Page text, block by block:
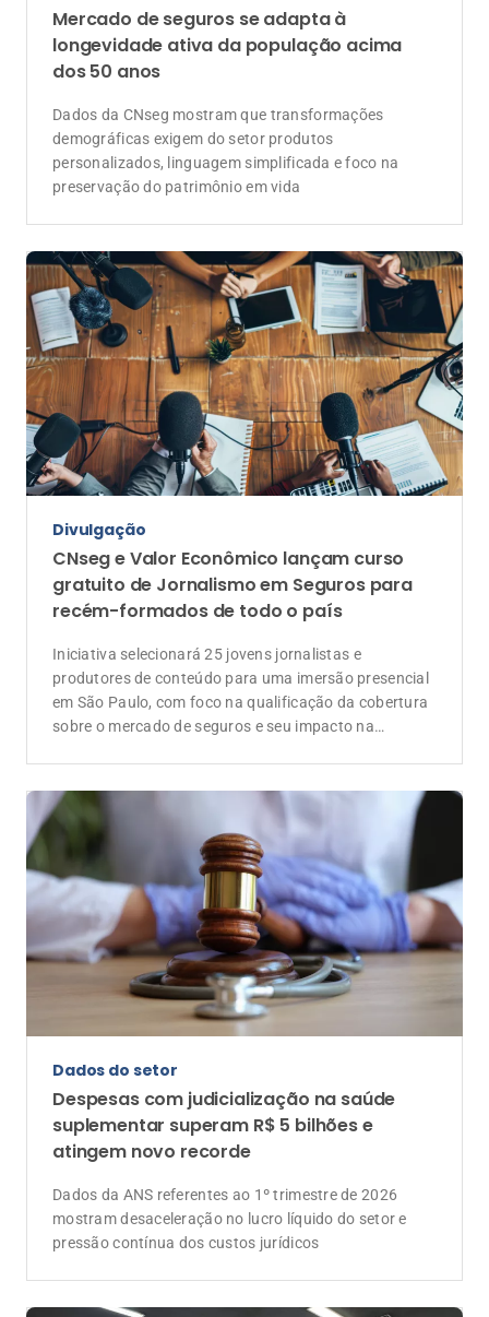
Mercado de seguros se adapta à
longevidade ativa da população acima
dos 50 anos
Dados da CNseg mostram que transformações
demográficas exigem do setor produtos
personalizados, linguagem simplificada e foco na
preservação do patrimônio em vida
Divulgação
CNseg e Valor Econômico lançam curso
gratuito de Jornalismo em Seguros para
recém-formados de todo o país
Iniciativa selecionará 25 jovens jornalistas e
produtores de conteúdo para uma imersão presencial
em São Paulo, com foco na qualificação da cobertura
sobre o mercado de seguros e seu impacto na
Dados do setor
Despesas com judicialização na saúde
suplementar superam R$ 5 bilhões e
atingem novo recorde
Dados da ANS referentes ao 1º trimestre de 2026
mostram desaceleração no lucro líquido do setor e
pressão contínua dos custos jurídicos